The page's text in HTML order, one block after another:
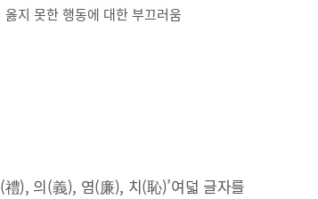
옳지 못한 행동에 대한 부끄러움
), 의(義), 염(廉), 치(恥)’여덟 글자를